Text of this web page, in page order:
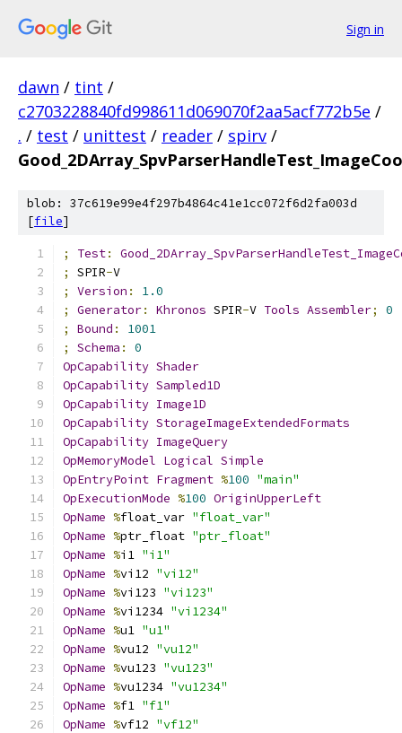
Sign in
dawn / tint /
c2703228840fd998611d069070f2aa5acf772b5e /
. / test / unittest / reader / spirv /
blob: 37c619e99e4f297b4864c41e1cc072f6d2fa003d
[file]
; Test:
;
SPIR-V
;
Version :
1.0
;
Generator: Khronos SPIR-V Tools Assembler;
0
;
Bound :
1001
;
Schema :
0
OpCapability Shader
OpCapability Sampled1D
OpCapability Image1D
OpCapability StorageImageExtendedFormats
OpCapability ImageQuery
OpMemoryModel Logical Simple
OpEntryPoint Fragment %100 "main"
OpExecutionMode %100 OriginUpperLeft
OpName %float_var "float_var"
OpName %ptr_float "ptr_float"
OpName %i1 "i1"
OpName %vi12 "vi12"
OpName %vi123 "vi123"
OpName %vi1234 "vi1234"
OpName %u1 "u1"
OpName %vu12 "vu12"
OpName %vu123 "vu123"
OpName %vu1234 "vu1234"
OpName %f1 "f1"
OpName %vf12 "vf12"